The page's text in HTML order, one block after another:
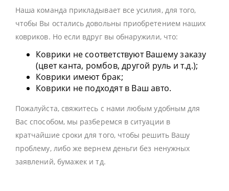
Наша команда прикладывает все усилия, для того,
чтобы Вы остались довольны приобретением наших
ковриков. Но если вдруг вы обнаружили, что:
Коврики не соответствуют Вашему заказу
(цвет канта, ромбов, другой руль и т.д.);
Коврики имеют брак;
Коврики не подходят в Ваш авто.
Пожалуйста, свяжитесь с нами любым удобным для
Вас способом, мы разберемся в ситуации в
кратчайшие сроки для того, чтобы решить Вашу
проблему, либо же вернем деньги без ненужных
заявлений, бумажек и тд.